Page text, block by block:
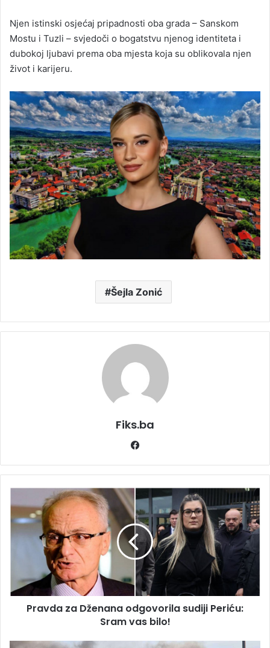
Njen istinski osjećaj pripadnosti oba grada – Sanskom
Mostu i Tuzli – svjedoči o bogatstvu njenog identiteta i
dubokoj ljubavi prema oba mjesta koja su oblikovala njen
život i karijeru.
Šejla Zonić
Fiks.ba
za
Dženana
odgovorila
vas
bilo!
Pravda za Dženana odgovorila sudiji Periću:
Sram vas bilo!
Ogromna